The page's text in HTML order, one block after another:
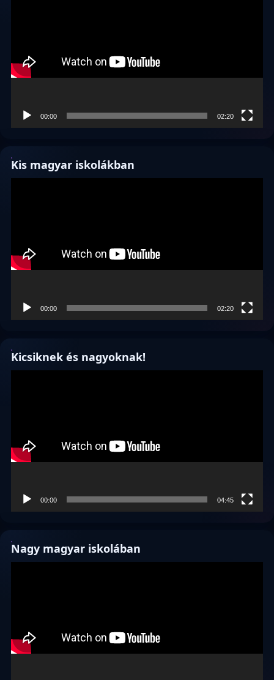
00:00 02:20
Kis magyar iskolákban
00:00 02:20
Kicsiknek és nagyoknak!
00:00 04:45
Nagy magyar iskolában